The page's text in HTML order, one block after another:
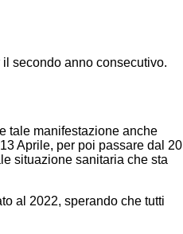
secondo anno consecutivo.
tale manifestazione anche
Aprile, per poi passare dal 20
situazione sanitaria che sta
al 2022, sperando che tutti